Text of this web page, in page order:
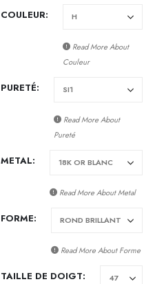
COULEUR
Read More About
Couleur
PURETÉ
Read More About
Pureté
METAL
Read More AboutMetal
FORME
Read More AboutForme
TAILLE DE DOIGT